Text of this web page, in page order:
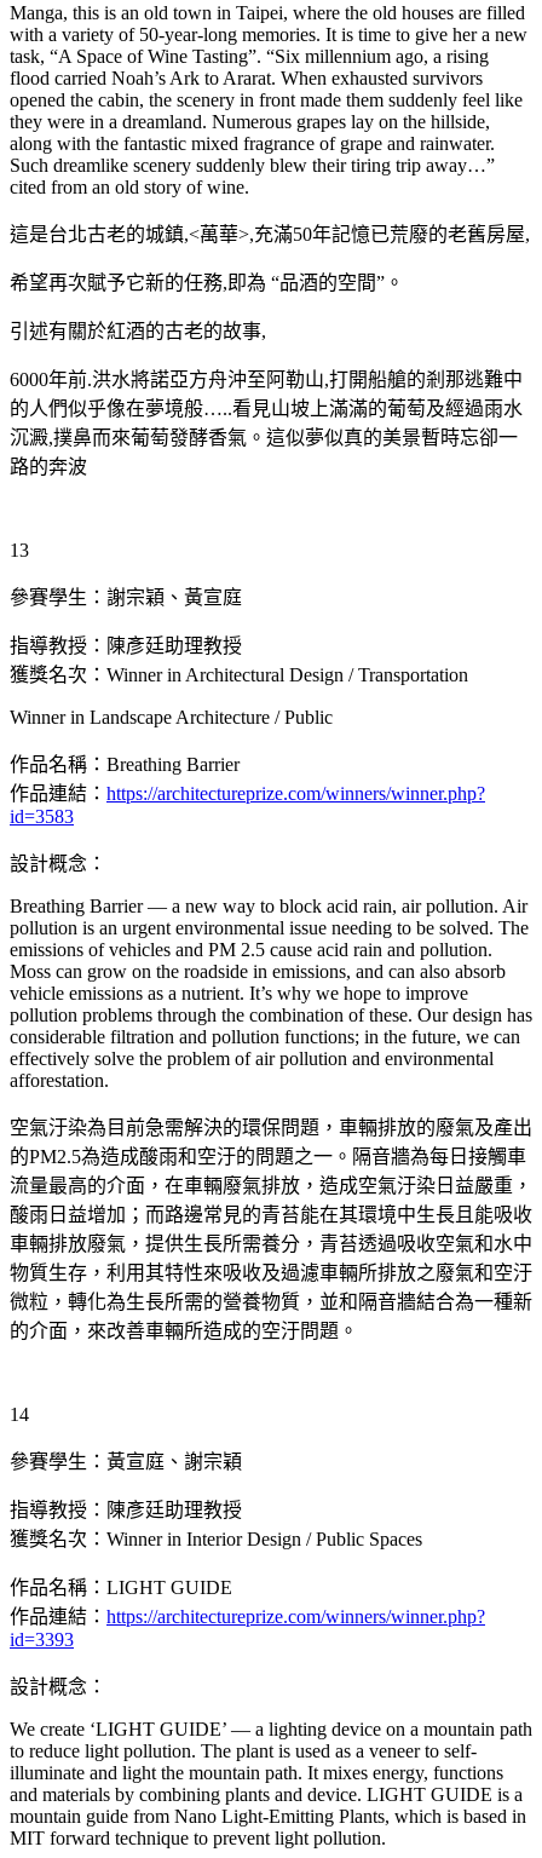
Manga, this is an old town in Taipei, where the old houses are filled
with a variety of 50-year-long memories. It is time to give her a new
task, “A Space of Wine Tasting”. “Six millennium ago, a rising
flood carried Noah’s Ark to Ararat. When exhausted survivors
opened the cabin, the scenery in front made them suddenly feel like
they were in a dreamland. Numerous grapes lay on the hillside,
along with the fantastic mixed fragrance of grape and rainwater.
Such dreamlike scenery suddenly blew their tiring trip away…”
cited from an old story of wine.
這是台北古老的城鎮,<萬華>,充滿50年記憶已荒廢的老舊房屋,
希望再次賦予它新的任務,即為 “品酒的空間”。
引述有關於紅酒的古老的故事,
6000年前.洪水將諾亞方舟沖至阿勒山,打開船艙的剎那逃難中
的人們似乎像在夢境般…..看見山坡上滿滿的葡萄及經過雨水
沉澱,撲鼻而來葡萄發酵香氣。這似夢似真的美景暫時忘卻一
路的奔波
13
參賽學生：謝宗穎、黃宣庭
指導教授：陳彥廷助理教授
獲獎名次：Winner in Architectural Design / Transportation
Winner in Landscape Architecture / Public
作品名稱：Breathing Barrier
作品連結： https://architectureprize.com/winners/winner.php?
id=3583
設計概念：
Breathing Barrier — a new way to block acid rain, air pollution. Air
pollution is an urgent environmental issue needing to be solved. The
emissions of vehicles and PM 2.5 cause acid rain and pollution.
Moss can grow on the roadside in emissions, and can also absorb
vehicle emissions as a nutrient. It’s why we hope to improve
pollution problems through the combination of these. Our design has
considerable filtration and pollution functions; in the future, we can
effectively solve the problem of air pollution and environmental
afforestation.
空氣汙染為目前急需解決的環保問題，車輛排放的廢氣及產出
的PM2.5為造成酸雨和空汙的問題之一。隔音牆為每日接觸車
流量最高的介面，在車輛廢氣排放，造成空氣汙染日益嚴重，
酸雨日益增加；而路邊常見的青苔能在其環境中生長且能吸收
車輛排放廢氣，提供生長所需養分，青苔透過吸收空氣和水中
物質生存，利用其特性來吸收及過濾車輛所排放之廢氣和空汙
微粒，轉化為生長所需的營養物質，並和隔音牆結合為一種新
的介面，來改善車輛所造成的空汙問題。
14
參賽學生：黃宣庭、謝宗穎
指導教授：陳彥廷助理教授
獲獎名次：Winner in Interior Design / Public Spaces
作品名稱：LIGHT GUIDE
作品連結： https://architectureprize.com/winners/winner.php?
id=3393
設計概念：
We create ‘LIGHT GUIDE’ — a lighting device on a mountain path
to reduce light pollution. The plant is used as a veneer to self-
illuminate and light the mountain path. It mixes energy, functions
and materials by combining plants and device. LIGHT GUIDE is a
mountain guide from Nano Light-Emitting Plants, which is based in
MIT forward technique to prevent light pollution.